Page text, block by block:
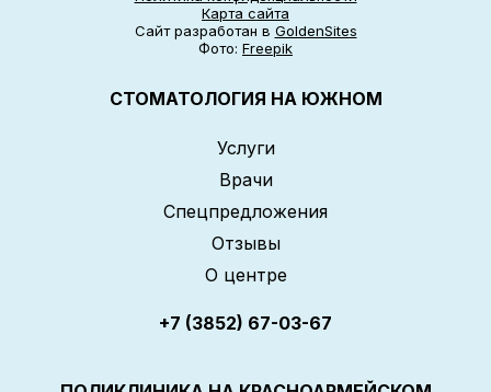
Карта сайта
Сайт разработан в GoldenSites
Фото: Freepik
СТОМАТОЛОГИЯ НА ЮЖНОМ
Услуги
Врачи
Спецпредложения
Отзывы
О центре
+7 (3852) 67-03-67